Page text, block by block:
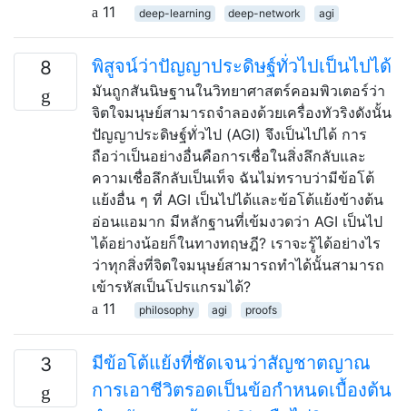
11
deep-learning deep-network agi
8 พิสูจน์ว่าปัญญาประดิษฐ์ทั่วไปเป็นไปได้
มันถูกสันนิษฐานในวิทยาศาสตร์คอมพิวเตอร์ว่า
จิตใจมนุษย์สามารถจำลองด้วยเครื่องทัวริงดังนั้น
ปัญญาประดิษฐ์ทั่วไป (AGI) จึงเป็นไปได้ การ
ถือว่าเป็นอย่างอื่นคือการเชื่อในสิ่งลึกลับและ
ความเชื่อลึกลับเป็นเท็จ ฉันไม่ทราบว่ามีข้อโต้
แย้งอื่น ๆ ที่ AGI เป็นไปได้และข้อโต้แย้งข้างต้น
อ่อนแอมาก มีหลักฐานที่เข้มงวดว่า AGI เป็นไป
ได้อย่างน้อยก็ในทางทฤษฎี? เราจะรู้ได้อย่างไร
ว่าทุกสิ่งที่จิตใจมนุษย์สามารถทำได้นั้นสามารถ
เข้ารหัสเป็นโปรแกรมได้?
11
philosophy agi proofs
3
มีข้อโต้แย้งที่ชัดเจนว่าสัญชาตญาณ
การเอาชีวิตรอดเป็นข้อกำหนดเบื้องต้น